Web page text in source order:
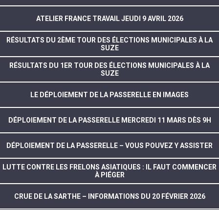
ATELIER FRANCE TRAVAIL JEUDI 9 AVRIL 2026
RÉSULTATS DU 2ÈME TOUR DES ÉLECTIONS MUNICIPALES À LA
SUZE
RÉSULTATS DU 1ER TOUR DES ÉLECTIONS MUNICIPALES À LA
SUZE
LE DÉPLOIEMENT DE LA PASSERELLE EN IMAGES
DÉPLOIEMENT DE LA PASSERELLE MERCREDI 11 MARS DÈS 9H
DÉPLOIEMENT DE LA PASSERELLE – VOUS POUVEZ Y ASSISTER
LUTTE CONTRE LES FRELONS ASIATIQUES : IL FAUT COMMENCER
À PIÉGER
CRUE DE LA SARTHE – INFORMATIONS DU 20 FÉVRIER 2026